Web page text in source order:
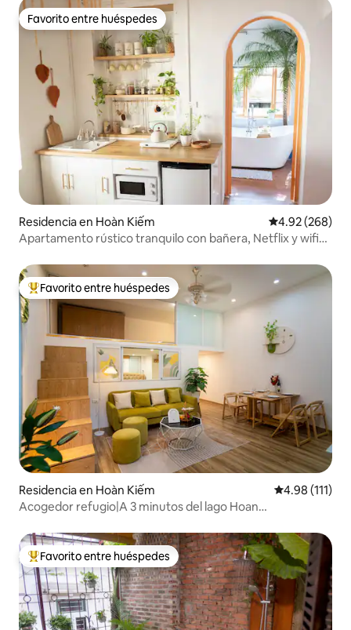
Favorito entre huéspedes
Favorito entre huéspedes
Residencia en Hoàn Kiếm Calificación
4.92 (268)
Apartamento rústico tranquilo con bañera, Netflix y wifi
De los mejores en Favorito entre huéspedes
Favorito entre huéspedes
Residencia en Hoàn Kiếm Calificación
4.98 (111)
Acogedor refugio|A 3 minutos del lago Hoan
De los mejores en Favorito entre huéspedes
Favorito entre huéspedes